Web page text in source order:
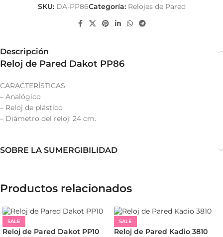
SKU: DA-PP86Categoría: Relojes de Pared
Descripción
Reloj de Pared Dakot PP86
CARACTERÍSTICAS
– Analógico
– Reloj de plástico
– Diámetro del reloj: 24 cm.
SOBRE LA SUMERGIBILIDAD
Productos relacionados
SALE
Reloj de Pared Dakot PP10
SALE
Reloj de Pared Kadio 3810